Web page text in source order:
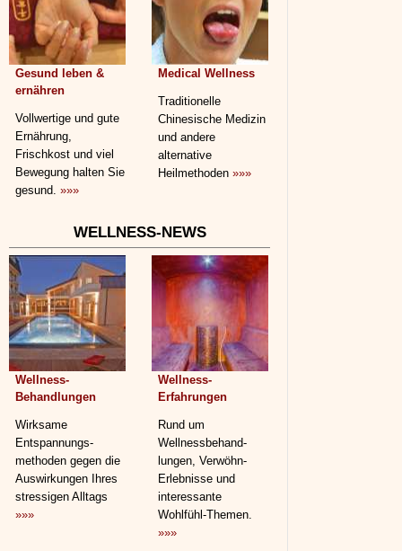
Gesund leben &
ernähren
Vollwertige und gute
Ernährung,
Frischkost und viel
Bewegung halten Sie
gesund. »»»
Medical Wellness
Traditionelle
Chinesische Medizin
und andere
alternative
Heilmethoden »»»
WELLNESS-NEWS
Wellness-
Behandlungen
Wirksame
Entspannungs­
methoden gegen die
Auswirkungen Ihres
stressigen Alltags
»»»
Wellness-
Erfahrungen
Rund um
Wellnessbehand­
lungen, Verwöhn-
Erlebnisse und
interessante
Wohlfühl-Themen.
»»»